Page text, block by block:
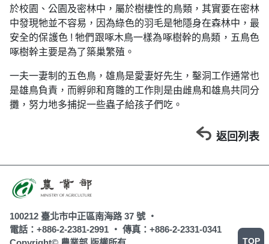
於校園、公園及密林中，屬於樹棲性的鳥類，其實要在密林
中發現牠並不容易，因為綠色的羽毛是牠隱身在森林中，最
安全的保護色 ! 牠們跟啄木鳥一樣為啄樹幹的鳥類，五鳥色
啄樹幹主要是為了築巢繁殖。
一夫一妻制的五色鳥，雄鳥是愛妻好先生，鑿洞工作通常也
是雄鳥負責，而孵卵和育雛的工作則是由雌鳥和雄鳥共同分
攤，努力地多捕捉一些蟲子給孩子們吃。
返回列表
100212 臺北市中正區南海路 37 號 ‧
電話：+886-2-2381-2991 ‧ 傳真：+886-2-2331-0341
TOP